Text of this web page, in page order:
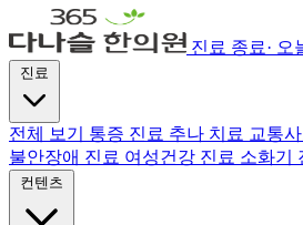
진료 종료· 오
전체 보기 통증 진료 추나 치료 교통
불안장애 진료 여성건강 진료 소화기